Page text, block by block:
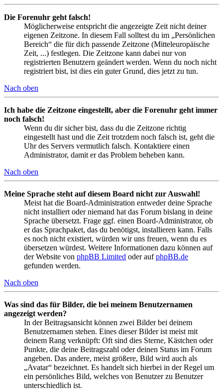
Die Forenuhr geht falsch!
Möglicherweise entspricht die angezeigte Zeit nicht deiner
eigenen Zeitzone. In diesem Fall solltest du im „Persönlichen
Bereich“ die für dich passende Zeitzone (Mitteleuropäische
Zeit, ...) festlegen. Die Zeitzone kann dabei nur von
registrierten Benutzern geändert werden. Wenn du noch nicht
registriert bist, ist dies ein guter Grund, dies jetzt zu tun.
Nach oben
Ich habe die Zeitzone eingestellt, aber die Forenuhr geht immer
noch falsch!
Wenn du dir sicher bist, dass du die Zeitzone richtig
eingestellt hast und die Zeit trotzdem noch falsch ist, geht die
Uhr des Servers vermutlich falsch. Kontaktiere einen
Administrator, damit er das Problem beheben kann.
Nach oben
Meine Sprache steht auf diesem Board nicht zur Auswahl!
Meist hat die Board-Administration entweder deine Sprache
nicht installiert oder niemand hat das Forum bislang in deine
Sprache übersetzt. Frage ggf. einen Board-Administrator, ob
er das Sprachpaket, das du benötigst, installieren kann. Falls
es noch nicht existiert, würden wir uns freuen, wenn du es
übersetzen würdest. Weitere Informationen dazu können auf
der Website von phpBB Limited oder aufphpBB.de
gefunden werden.
Nach oben
Was sind das für Bilder, die bei meinem Benutzernamen
angezeigt werden?
In der Beitragsansicht können zwei Bilder bei deinem
Benutzernamen stehen. Eines dieser Bilder ist meist mit
deinem Rang verknüpft: Oft sind dies Sterne, Kästchen oder
Punkte, die deine Beitragszahl oder deinen Status im Forum
angeben. Das andere, meist größere, Bild wird auch als
„Avatar“ bezeichnet. Es handelt sich hierbei in der Regel um
ein persönliches Bild, welches von Benutzer zu Benutzer
unterschiedlich ist.